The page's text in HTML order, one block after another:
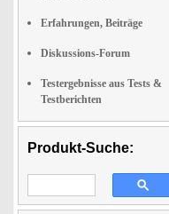
Erfahrungen, Beiträge
Diskussions-Forum
Testergebnisse aus Tests &
Testberichten
Produkt-Suche: